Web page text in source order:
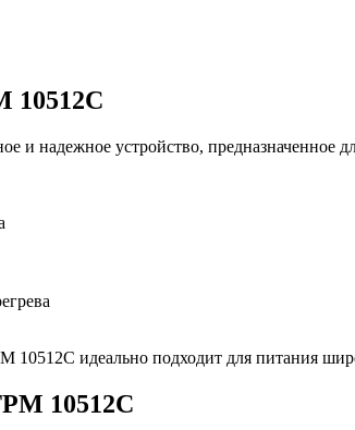
10512C
и надежное устройство, предназначенное
10512C идеально подходит для питания
10512C